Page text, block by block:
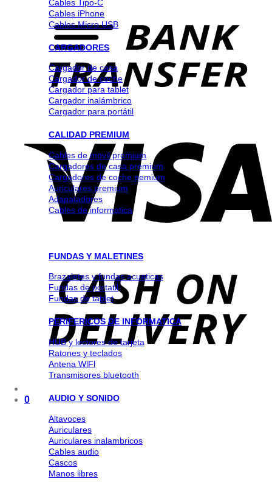
0
Cables Tipo-C
Cables iPhone
Cables Micro USB
CARGADORES
Cargador de casa
Cargador de coche
Cargador para tablet
Cargador inalámbrico
Cargador para portátil
CALIDAD PREMIUM
Cables de movil premium
Cargadores de casa premium
Cargadores de coche pemium
Auriculares premium
Adapatadores
Cables de informatica
FUNDAS Y MALETINES
Brazaletes y fundas acuaticas
Fundas de portatil
Fundas de tablet
PERIFERICOS DE INFORMATICA
HUB y lectores de tarjeta
Ratones y teclados
Antena WlFl
Transmisores bluetooth
AUDIO Y SONIDO
Altavoces
Auriculares
Auriculares inalambricos
Cables audio
Cascos
Manos libres